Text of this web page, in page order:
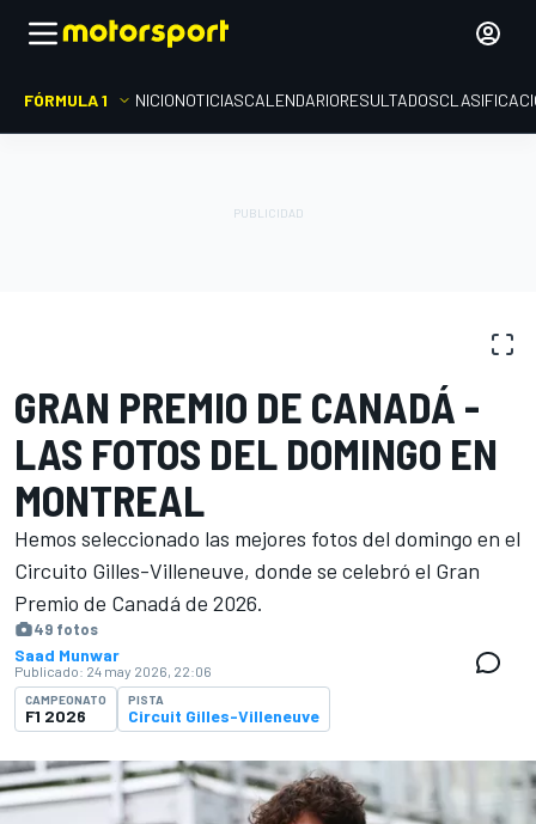
FÓRMULA 1 INICIONOTICIASCALENDARIORESULTADOS
GRAN PREMIO DE CANADÁ -
LAS FOTOS DEL DOMINGO EN
MONTREAL
Hemos seleccionado las mejores fotos del domingo en el
Circuito Gilles-Villeneuve, donde se celebró el Gran
Premio de Canadá de 2026.
49 fotos
Saad Munwar
Publicado: 24 may 2026, 22:06
CAMPEONATO
F1 2026
PISTA
Circuit Gilles-Villeneuve